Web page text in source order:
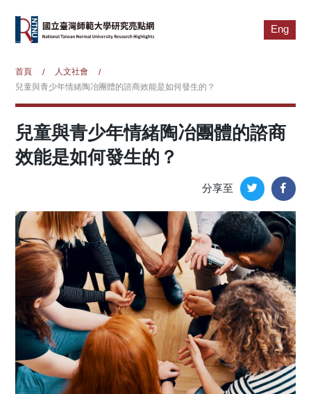
Eng
首頁 / 人文社會
/
兒童與青少年情緒陶冶團體的諮商效能是如何發生的？
兒童與青少年情緒陶冶團體的諮商
效能是如何發生的？
分享至